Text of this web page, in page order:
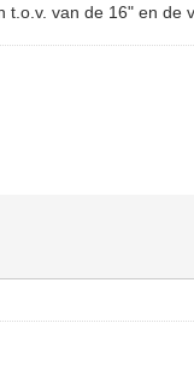
van de 16" en de